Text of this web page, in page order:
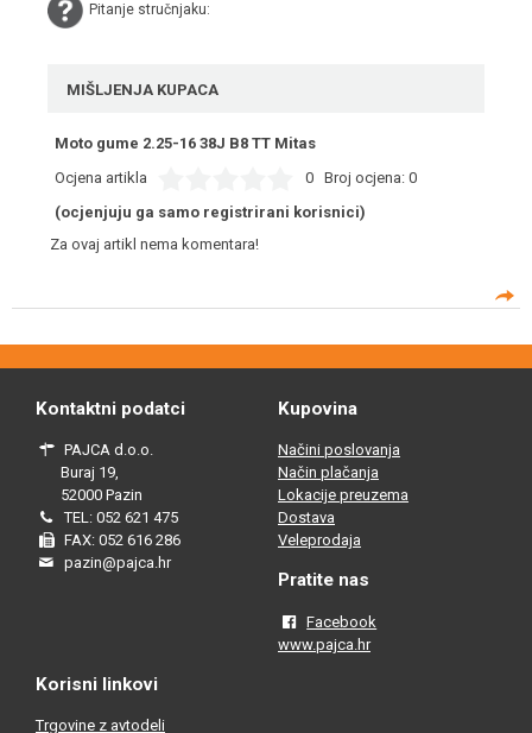
Pitanje stručnjaku:
MIŠLJENJA KUPACA
Moto gume 2.25-16 38J B8 TT Mitas
Ocjena artikla
0 Broj ocjena: 0
(ocjenjuju ga samo registrirani korisnici)
Za ovaj artikl nema komentara!
Kontaktni podatci
PAJCA d.o.o.
Buraj 19,
52000 Pazin
TEL: 052 621 475
FAX: 052 616 286
pazin@pajca.hr
Kupovina
Načini poslovanja
Način plačanja
Lokacije preuzema
Dostava
Veleprodaja
Pratite nas
Facebook
www.pajca.hr
Korisni linkovi
Trgovine z avtodeli